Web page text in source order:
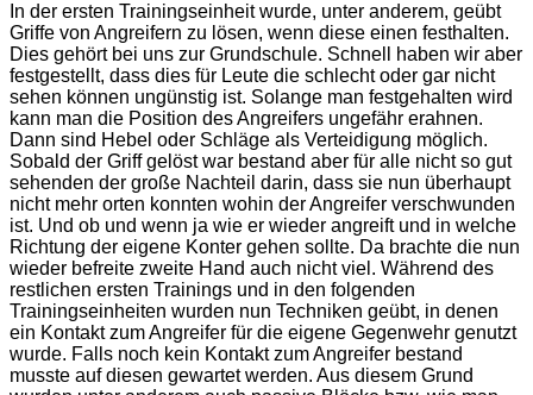
In der ersten Trainingseinheit wurde, unter anderem, geübt
Griffe von Angreifern zu lösen, wenn diese einen festhalten.
Dies gehört bei uns zur Grundschule. Schnell haben wir aber
festgestellt, dass dies für Leute die schlecht oder gar nicht
sehen können ungünstig ist. Solange man festgehalten wird
kann man die Position des Angreifers ungefähr erahnen.
Dann sind Hebel oder Schläge als Verteidigung möglich.
Sobald der Griff gelöst war bestand aber für alle nicht so gut
sehenden der große Nachteil darin, dass sie nun überhaupt
nicht mehr orten konnten wohin der Angreifer verschwunden
ist. Und ob und wenn ja wie er wieder angreift und in welche
Richtung der eigene Konter gehen sollte. Da brachte die nun
wieder befreite zweite Hand auch nicht viel. Während des
restlichen ersten Trainings und in den folgenden
Trainingseinheiten wurden nun Techniken geübt, in denen
ein Kontakt zum Angreifer für die eigene Gegenwehr genutzt
wurde. Falls noch kein Kontakt zum Angreifer bestand
musste auf diesen gewartet werden. Aus diesem Grund